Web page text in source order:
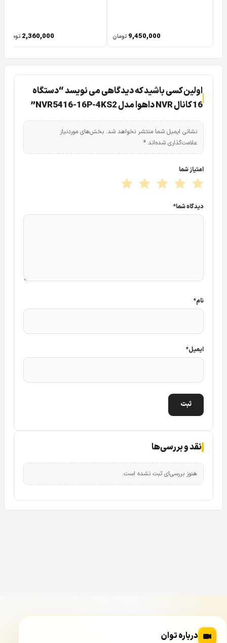
9,450,000 تومان 2,360,000 تومان
نقد و بررسی‌ها
هنوز بررسی‌ای ثبت نشده است.
اولین کسی باشید که دیدگاهی می نویسد “دستگاه
16 کانال NVR داهوا مدل NVR5416-16P-4KS2”
نشانی ایمیل شما منتشر نخواهد شد. بخش‌های موردنیاز
علامت‌گذاری شده‌اند *
امتیاز شما
دیدگاه شما*
نام*
ایمیل*
درباره توان